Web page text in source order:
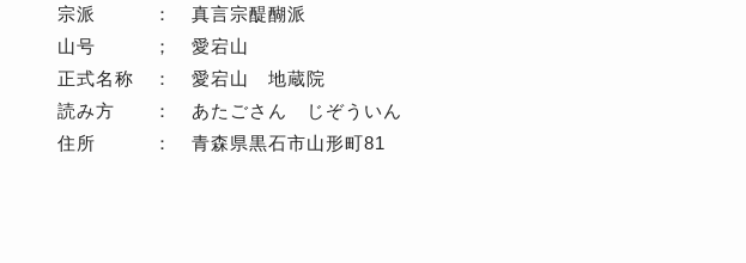
宗派 ： 真言宗醍醐派
山号 ； 愛宕山
正式名称 ： 愛宕山 地蔵院
読み方 ： あたごさん じぞういん
住所 ： 青森県黒石市山形町81